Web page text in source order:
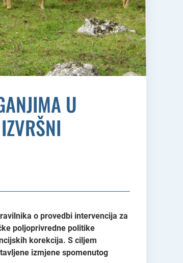
U
o provedbi intervencija za
poljoprivredne politike
korekcija. S ciljem
izmjene spomenutog